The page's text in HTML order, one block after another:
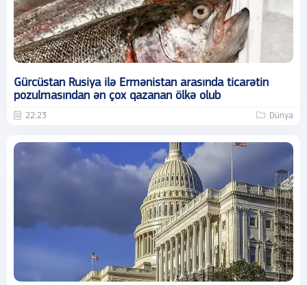
Gürcüstan Rusiya ilə Ermənistan arasında ticarətin
pozulmasından ən çox qazanan ölkə olub
22:23 Dünya